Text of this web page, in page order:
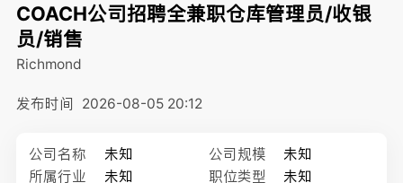
COACH公司招聘全兼职仓库管理员/收银
员/销售
Richmond
发布时间 2026-08-05 20:12
公司名称 未知 公司规模
未知
所属行业
未知 职位类型
未知